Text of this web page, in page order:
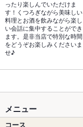
ったり楽しんでいただけま
す！くつろぎながら美味しい
料理とお酒を飲みながら楽し
い会話に集中することができ
ます。是非当店で特別な時間
をどうぞお楽しみくださいま
せ♪
メニュー
コース